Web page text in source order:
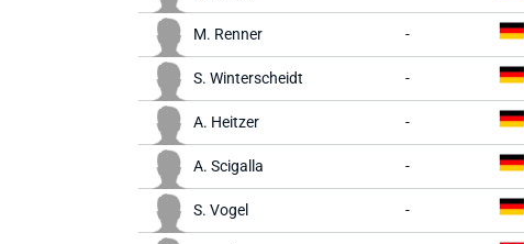
M. Renner -
S. Winterscheidt -
A. Heitzer -
A. Scigalla -
S. Vogel -